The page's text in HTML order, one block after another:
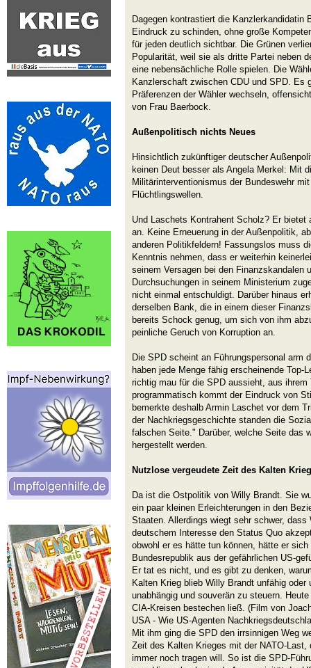
Dagegen kontrastiert die Kanzlerkandidatin
Eindruck zu schinden, ohne große
für jeden deutlich sichtbar. Die Grünen
Popularität, weil sie als dritte Partei neben
eine nebensächliche Rolle spielen. Die
Kanzlerschaft zwischen CDU und SPD. Es
Präferenzen der Wähler wechseln,
von Frau Baerbock.
Außenpolitisch nichts Neues
Hinsichtlich zukünftiger deutscher
keinen Deut besser als Angela Merkel: Mit
Militärinterventionismus der Bundeswehr
Flüchtlingswellen.
Und Laschets Kontrahent Scholz? Er
an. Keine Erneuerung in der Außenpolitik,
anderen Politikfeldern! Fassungslos muss
Kenntnis nehmen, dass er weiterhin
seinem Versagen bei den Finanzskandalen
Durchsuchungen in seinem Ministerium
nicht einmal entschuldigt. Darüber hinaus
derselben Bank, die in einem dieser
bereits Schock genug, um sich von ihm
peinliche Geruch von Korruption an.
Die SPD scheint an Führungspersonal arm
haben jede Menge fähig erscheinende
richtig mau für die SPD aussieht, aus
programmatisch kommt der Eindruck von
bemerkte deshalb Armin Laschet vor dem
der Nachkriegsgeschichte standen die
falschen Seite." Darüber, welche Seite das
hergestellt werden.
Nutzlose vergeudete Zeit des Kalten
Da ist die Ostpolitik von Willy Brandt. Sie
ein paar kleinen Erleichterungen in den
Staaten. Allerdings wiegt sehr schwer, dass
deutschem Interesse den Status Quo
obwohl er es hätte tun können, hätte er
Bundesrepublik aus der gefährlichen US-
Er tat es nicht, und es gibt zu denken,
Kalten Krieg blieb Willy Brandt unfähig
unabhängig und souverän zu steuern.
CIA-Kreisen bestechen ließ. (Film von
USA - Wie US-Agenten
Mit ihm ging die SPD den irrsinnigen Weg
Zeit des Kalten Krieges mit der NATO-Last,
immer noch tragen will. So ist die SPD-